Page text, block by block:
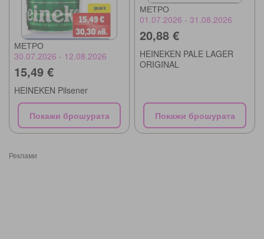
МЕТРО
30.07.2026 - 12.08.2026
15,49 €
HEINEKEN Pilsener
Покажи брошурата
МЕТРО
01.07.2026 - 31.08.2026
20,88 €
HEINEKEN PALE LAGER
ORIGINAL
Покажи брошурата
Реклами